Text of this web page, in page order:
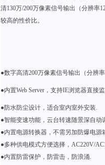
清130万/200万像素信号输出（分辨率
较高的性价比。
●数字高清200万像素信号输出（分辨率
●内置Web Server，支持IE浏览器直接
●防水防尘设计，适合室内室外安装.
●智能变速功能，云台转速随景深自动
●内置电源转换器，不需另加防爆电
●多种供电模式方便选择，AC220V/
●内置防雷保护，防雷击，防浪涌.